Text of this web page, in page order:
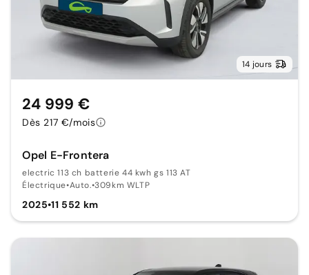
14 jours
Opel E-Frontera
electric 113 ch batterie 44 kwh gs 113 AT
Électrique•Auto.•309km WLTP
2025•11 552 km
24 999 €
Dès 217 €/mois